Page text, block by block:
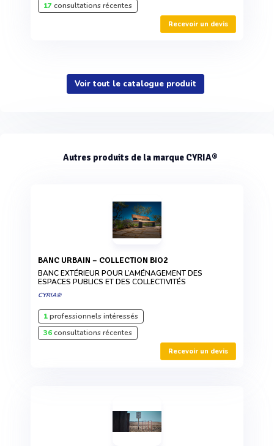
17consultations récentes
Recevoir un devis
Voir tout le catalogue produit
Autres produits de la marque CYRIA®
BANC URBAIN – COLLECTION BIO2
BANC EXTÉRIEUR POUR L’AMÉNAGEMENT DES
ESPACES PUBLICS ET DES COLLECTIVITÉS
CYRIA®
1professionnels intéressés
36consultations récentes
Recevoir un devis